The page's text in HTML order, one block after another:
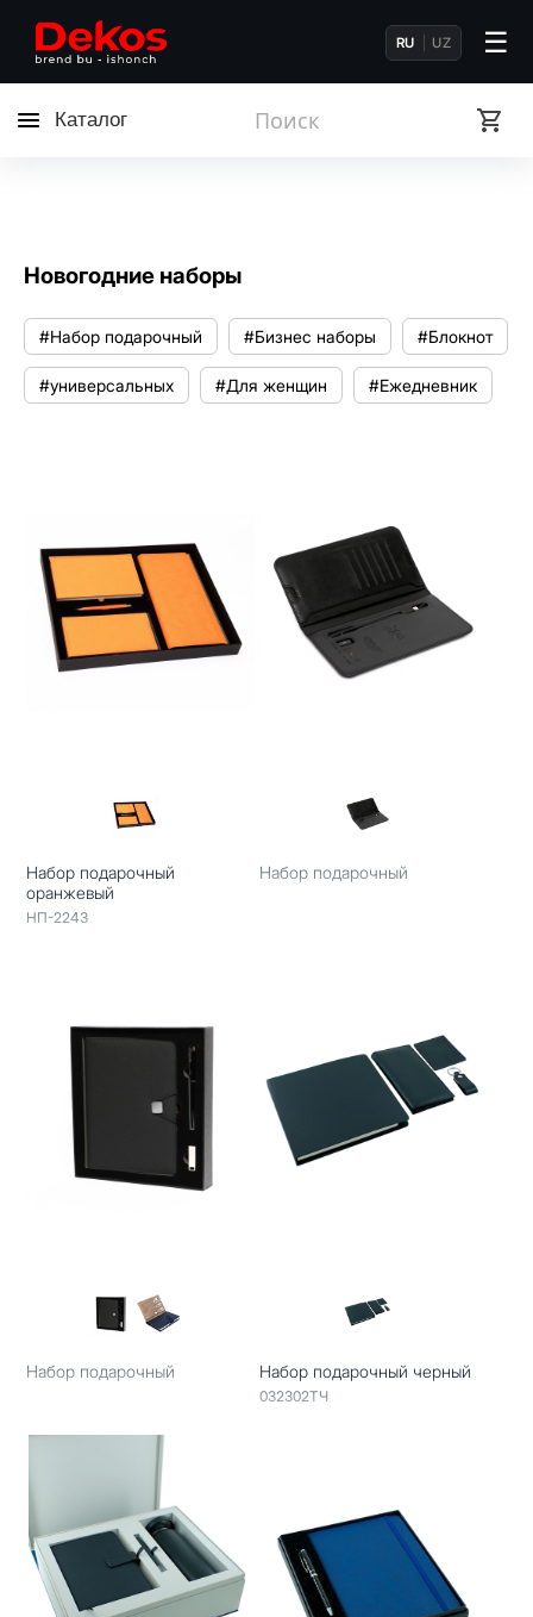
RU UZ ☰
Каталог
Новогодние наборы
#Набор подарочный #Бизнес наборы #Блокнот
#универсальных #Для женщин #Ежедневник
Набор подарочный
оранжевый
НП-2243
Набор подарочный
Набор подарочный Набор подарочный черный
032302ТЧ